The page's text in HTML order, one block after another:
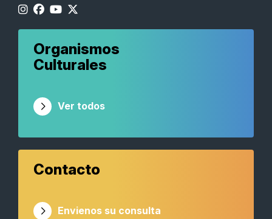
Organismos
Culturales
Ver todos
Contacto
Envienos su consulta